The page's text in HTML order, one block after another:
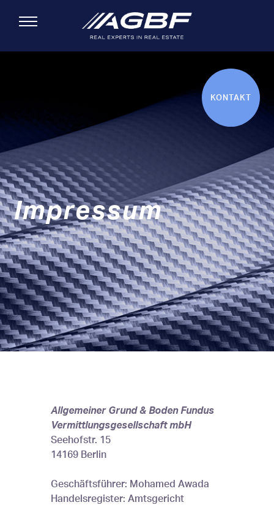
Impressum
Toggle navigation
Sie sind hier
Allgemeiner Grund & Boden Fundus
Vermittlungsgesellschaft mbH
Seehofstr. 15
14169 Berlin
Geschäftsführer: Mohamed Awada
Handelsregister: Amtsgericht
KONTAKT